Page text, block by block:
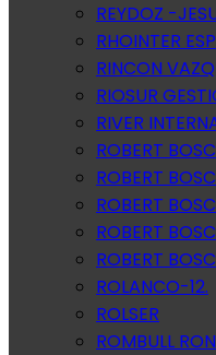
REYDOZ -
RHOINTER
RINCON
RIOSUR
RIVER
ROBERT
ROBERT
ROBERT
ROBERT
ROBERT
ROLANCO-12.
ROLSER
ROMBULL